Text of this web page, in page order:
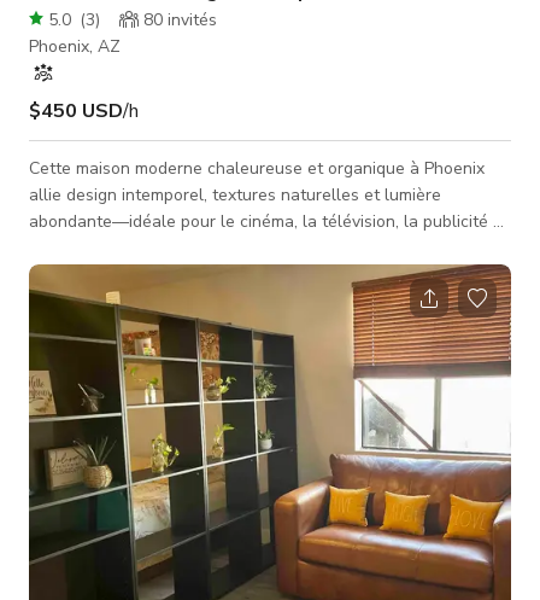
5.0 (3) 80 invités
Phoenix, AZ
$450 USD/h
Cette maison moderne chaleureuse et organique à Phoenix
allie design intemporel, textures naturelles et lumière
abondante—idéale pour le cinéma, la télévision, la publicité et
créent un décor polyvalent pour le lifestyle, la mode, les
produits et le contenu architectural. La maison de 3 400 pieds
carrés comprend 4 chambres, un bureau, 3 salles de bain et 2
bureaux, avec un espace de vie intérieur-extérieur flexible.